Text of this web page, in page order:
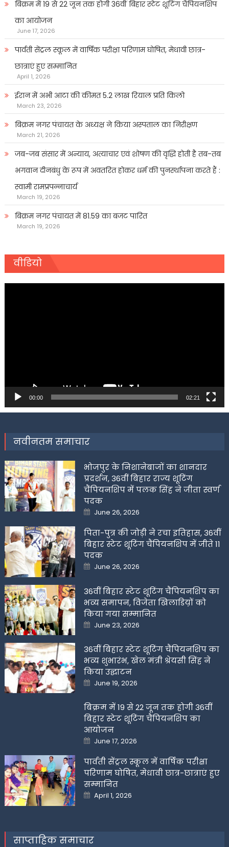
बिक्रम में 19 से 22 जून तक होगी 36वीं बिहार स्टेट शूटिंग चैंपियनशिप
का आयोजन
June 17, 2026
पार्वती सेंट्रल स्कूल में वार्षिक परीक्षा परिणाम घोषित, मेधावी छात्र-
छात्राएं हुए सम्मानित
April 1, 2026
ईरान में अभी आटा की कीमत 5.2 लाख रियाल प्रति किलो
March 23, 2026
बिक्रम नगर पंचायत के अध्यक्ष ने किया अस्पताल का निरीक्षण
March 21, 2026
जब-जब संसार में अन्याय, अत्याचार एवं शोषण की वृद्धि होती है तब-तब
भगवान दीनबंधु के रूप में अवतरित होकर धर्म की पुनर्स्थापना करते हैं :
स्वामी रामप्रपन्नाचार्य
March 19, 2026
बिक्रम नगर पंचायत में 81.59 का बजट पारित
March 19, 2026
वीडियो
00:00 02:21
नवीनतम समाचार
भोजपुर के निशानेबाजों का शानदार
प्रदर्शन, 36वीं बिहार राज्य शूटिंग
चैंपियनशिप में पलक सिंह ने जीता स्वर्ण
पदक
Posted
on
June 26, 2026
पिता-पुत्र की जोड़ी ने रचा इतिहास, 36वीं
बिहार स्टेट शूटिंग चैंपियनशिप में जीते 11
पदक
Posted
on
June 26, 2026
36वीं बिहार स्टेट शूटिंग चैंपियनशिप का
भव्य समापन, विजेता खिलाडिय़ों को
किया गया सम्मानित
Posted
on
June 23, 2026
36वीं बिहार स्टेट शूटिंग चैंपियनशिप का
भव्य शुभारंभ, खेल मंत्री श्रेयसी सिंह ने
किया उद्घाटन
Posted
on
June 19, 2026
बिक्रम में 19 से 22 जून तक होगी 36वीं
बिहार स्टेट शूटिंग चैंपियनशिप का
आयोजन
Posted
on
June 17, 2026
पार्वती सेंट्रल स्कूल में वार्षिक परीक्षा
परिणाम घोषित, मेधावी छात्र-छात्राएं हुए
सम्मानित
Posted
on
April 1, 2026
साप्ताहिक समाचार